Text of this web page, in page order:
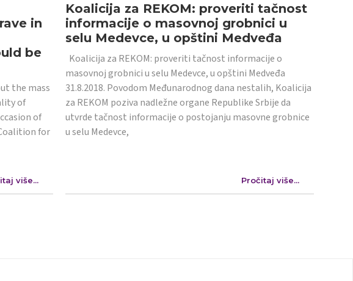
in
be
the mass
of
of
for
više...
Koalicija za REKOM: proveriti tačnost
informacije o masovnoj grobnici u
selu Medevce, u opštini Medveđa
Koalicija za REKOM: proveriti tačnost informacije o
masovnoj grobnici u selu Medevce, u opštini Medveđa
31.8.2018. Povodom Međunarodnog dana nestalih, Koalicija
za REKOM poziva nadležne organe Republike Srbije da
utvrde tačnost informacije o postojanju masovne grobnice
u selu Medevce,
Pročitaj više...